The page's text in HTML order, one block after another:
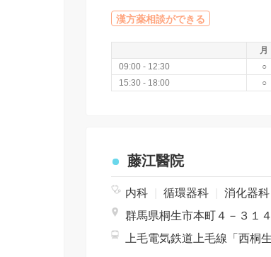
漢方薬相談ができる
月
09:00 - 12:30
○
15:30 - 18:00
○
藤江醫院
内科 循環器科 消化器科
群馬県桐生市本町４－３１４